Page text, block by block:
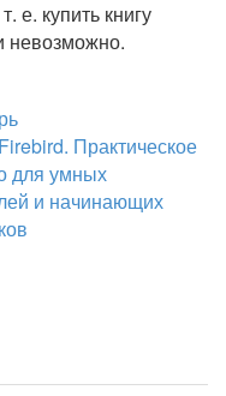
е. купить книгу
невозможно.
Практическое
для умных
и начинающих